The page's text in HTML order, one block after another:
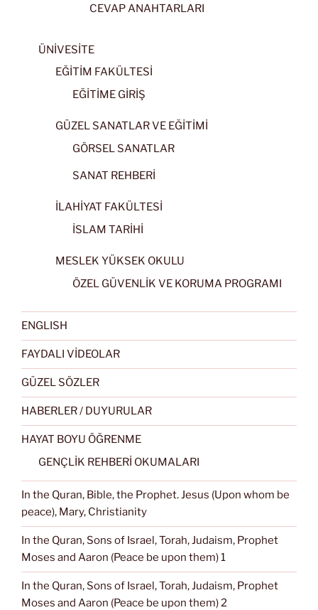
CEVAP ANAHTARLARI
ÜNİVESİTE
EĞİTİM FAKÜLTESİ
EĞİTİME GİRİŞ
GÜZEL SANATLAR VE EĞİTİMİ
GÖRSEL SANATLAR
SANAT REHBERİ
İLAHİYAT FAKÜLTESİ
İSLAM TARİHİ
MESLEK YÜKSEK OKULU
ÖZEL GÜVENLİK VE KORUMA PROGRAMI
ENGLISH
FAYDALI VİDEOLAR
GÜZEL SÖZLER
HABERLER / DUYURULAR
HAYAT BOYU ÖĞRENME
GENÇLİK REHBERİ OKUMALARI
In the Quran, Bible, the Prophet. Jesus (Upon whom be
peace), Mary, Christianity
In the Quran, Sons of Israel, Torah, Judaism, Prophet
Moses and Aaron (Peace be upon them) 1
In the Quran, Sons of Israel, Torah, Judaism, Prophet
Moses and Aaron (Peace be upon them) 2